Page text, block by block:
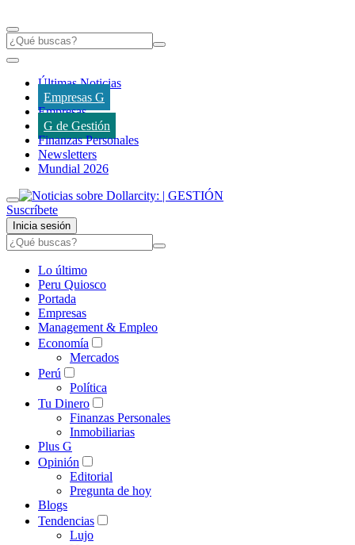
Últimas Noticias
Empresas G
Empresas
G de Gestión
Finanzas Personales
Newsletters
Mundial 2026
Suscríbete
Inicia sesión
Lo último
Peru Quiosco
Portada
Empresas
Management & Empleo
Economía
Mercados
Perú
Política
Tu Dinero
Finanzas Personales
Inmobiliarias
Plus G
Opinión
Editorial
Pregunta de hoy
Blogs
Tendencias
Lujo